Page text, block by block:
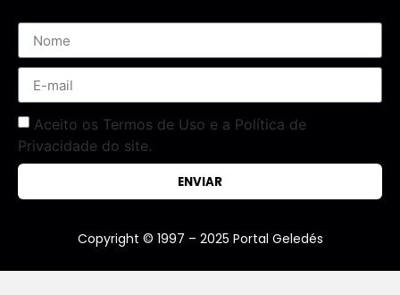
Aceito os Termos de Uso e a Política de
Privacidade do site.
ENVIAR
Copyright © 1997 – 2025 Portal Geledés